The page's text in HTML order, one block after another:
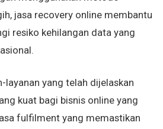
jasa recovery online membantu
resiko kehilangan data yang
layanan yang telah dijelaskan
kuat bagi bisnis online yang
fulfilment yang memastikan